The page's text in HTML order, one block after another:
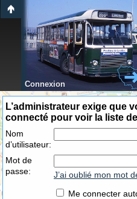
Connexion
L’administrateur exige que
connecté pour voir la liste
Nom
d’utilisateur:
Mot de
passe:
J’ai oublié mon mot
Me connecter